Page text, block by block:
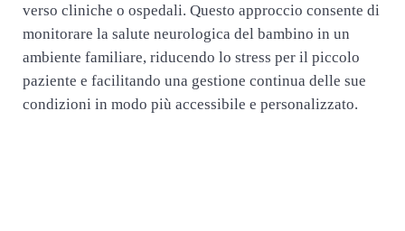
verso cliniche o ospedali. Questo approccio consente di
monitorare la salute neurologica del bambino in un
ambiente familiare, riducendo lo stress per il piccolo
paziente e facilitando una gestione continua delle sue
condizioni in modo più accessibile e personalizzato.